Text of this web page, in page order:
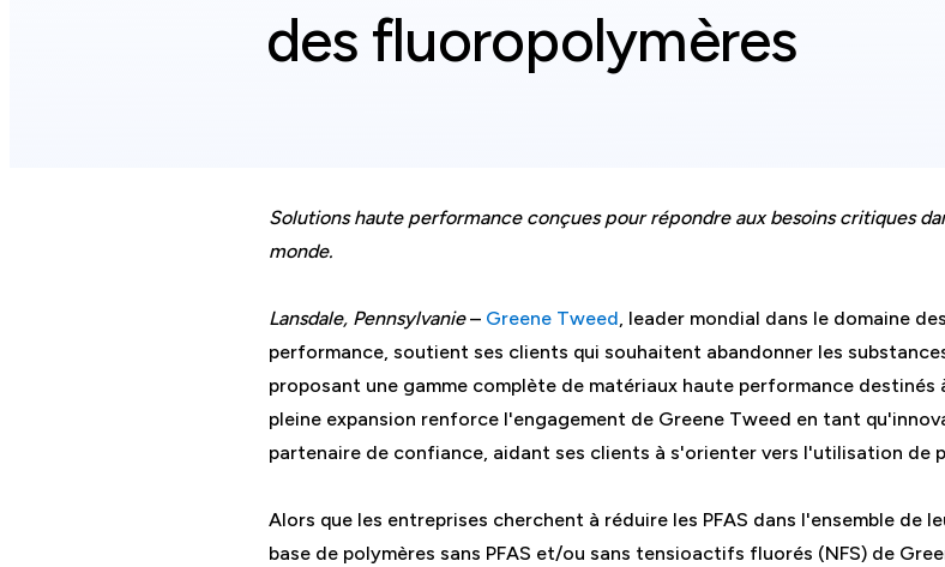
des fluoropolymères
Solutions haute performance conçues pour répondre aux besoins critiques
monde.
Lansdale, Pennsylvanie– Greene Tweed , leader mondial dans le domaine
performance, soutient ses clients qui souhaitent abandonner les
proposant une gamme complète de matériaux haute performance
pleine expansion renforce l'engagement de Greene Tweed en tant
partenaire de confiance, aidant ses clients à s'orienter vers l'utilisation de
Alors que les entreprises cherchent à réduire les PFAS dans l'ensemble de
base de polymères sans PFAS et/ou sans tensioactifs fluorés (NFS) de